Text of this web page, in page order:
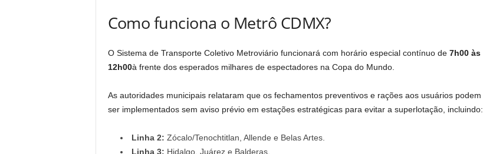
Como funciona o Metrô CDMX?
O Sistema de Transporte Coletivo Metroviário funcionará com horário especial contínuo de 7h00 às
12h00à frente dos esperados milhares de espectadores na Copa do Mundo.
As autoridades municipais relataram que os fechamentos preventivos e rações aos usuários podem
ser implementados sem aviso prévio em estações estratégicas para evitar a superlotação, incluindo:
Linha 2: Zócalo/Tenochtitlan, Allende e Belas Artes.
Linha 3: Hidalgo, Juárez e Balderas.